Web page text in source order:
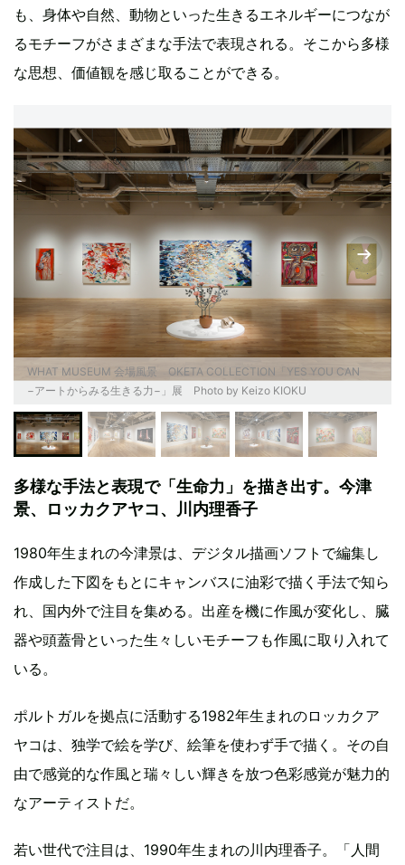
も、身体や自然、動物といった生きるエネルギーにつなが
るモチーフがさまざまな手法で表現される。そこから多様
な思想、価値観を感じ取ることができる。
WHAT MUSEUM 会場風景 OKETA COLLECTION「YES YOU CAN
−アートからみる生きる力−」展 Photo by Keizo KIOKU
多様な手法と表現で「生命力」を描き出す。今津
景、ロッカクアヤコ、川内理香子
1980年生まれの今津景は、デジタル描画ソフトで編集し
作成した下図をもとにキャンバスに油彩で描く手法で知ら
れ、国内外で注目を集める。出産を機に作風が変化し、臓
器や頭蓋骨といった生々しいモチーフも作風に取り入れて
いる。
ポルトガルを拠点に活動する1982年生まれのロッカクア
ヤコは、独学で絵を学び、絵筆を使わず手で描く。その自
由で感覚的な作風と瑞々しい輝きを放つ色彩感覚が魅力的
なアーティストだ。
若い世代で注目は、1990年生まれの川内理香子。「人間